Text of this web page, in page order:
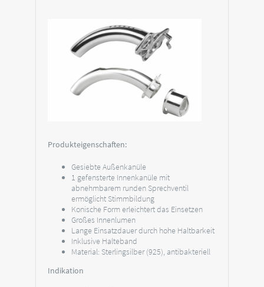
Produkteigenschaften:
Gesiebte Außenkanüle
1 gefensterte Innenkanüle mit
abnehmbarem runden Sprechventil
ermöglicht Stimmbildung
Konische Form erleichtert das Einsetzen
Großes Innenlumen
Lange Einsatzdauer durch hohe Haltbarkeit
Inklusive Halteband
Material: Sterlingsilber (925), antibakteriell
Indikation